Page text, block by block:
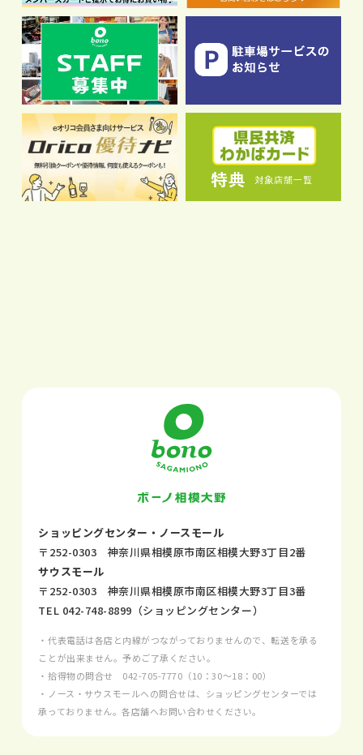
ショッピングセンター・ノースモール
〒252-0303 神奈川県相模原市南区相模大野3丁目2番
サウスモール
〒252-0303 神奈川県相模原市南区相模大野3丁目3番
TEL 042-748-8899 （ショッピングセンター）
・代表電話は各店と内線がつながっておりませんので、転送を承る
ことが出来ません。予めご了承ください。
・拾得物の問合せ 042-705-7770 （10：30～18：00）
・ノース・サウスモールへの問合せは、ショッピングセンターでは
承っておりません。各店舗へお問い合わせください。